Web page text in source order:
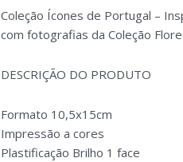
Coleção Ícones de Portugal –
com fotografias da Coleção
DESCRIÇÃO DO PRODUTO
Formato 10,5x15cm
Impressão a cores
Plastificação Brilho 1 face